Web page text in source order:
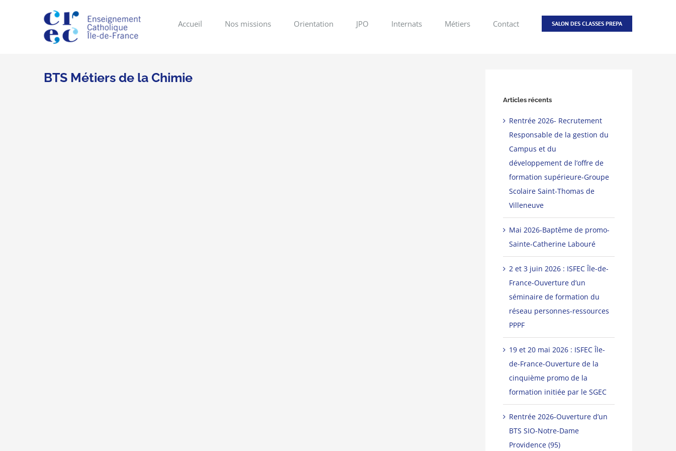
Accueil Nos missions Orientation JPO Internats Métiers Contact SALON DES CLASSES PREPA
BTS Métiers de la Chimie
Articles récents
Rentrée 2026- Recrutement
Responsable de la gestion du
Campus et du
développement de l’offre de
formation supérieure-Groupe
Scolaire Saint-Thomas de
Villeneuve
Mai 2026-Baptême de promo-
Sainte-Catherine Labouré
2 et 3 juin 2026 : ISFEC Île-de-
France-Ouverture d’un
séminaire de formation du
réseau personnes-ressources
PPPF
19 et 20 mai 2026 : ISFEC Île-
de-France-Ouverture de la
cinquième promo de la
formation initiée par le SGEC
Rentrée 2026-Ouverture d’un
BTS SIO-Notre-Dame
Providence (95)